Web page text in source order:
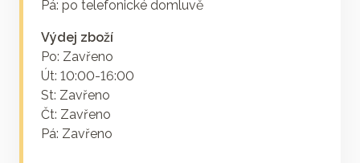
Pá: po telefonické domluvě
Výdej zboží
Po: Zavřeno
Út: 10:00-16:00
St: Zavřeno
Čt: Zavřeno
Pá: Zavřeno